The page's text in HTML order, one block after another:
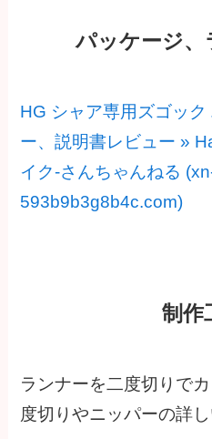
パッケージ、
HG シャア専用ズゴッ
ー、説明書レビュー »
イク-さんちゃんねる
593b9b3g8b4c.com)
制作
ランナーを二度切りで
度切りやニッパーの詳